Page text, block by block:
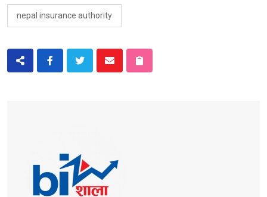
nepal insurance authority